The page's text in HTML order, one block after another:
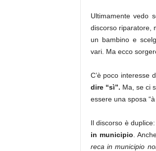
Ultimamente vedo
discorso riparatore,
un bambino e
vari. Ma ecco
C’è poco interesse
dire “sì”. Ma, se ci
essere una sposa
Il discorso è
in municipio .
reca in municipio